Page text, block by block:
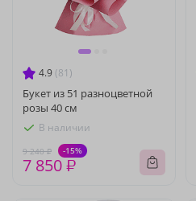
4.9 (81)
Букет из 51 разноцветной
розы 40 см
В наличии
9 240 ₽ -15%
7 850 ₽